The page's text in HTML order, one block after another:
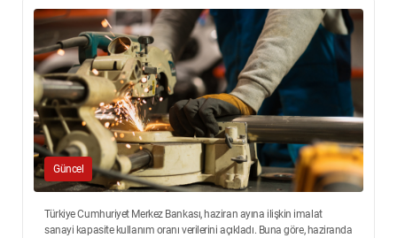
Güncel
Türkiye Cumhuriyet Merkez Bankası, haziran ayına ilişkin imalat
sanayi kapasite kullanım oranı verilerini açıkladı. Buna göre, haziranda